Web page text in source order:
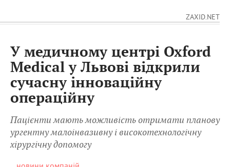
ZAXID.NET
У медичному центрі Oxford
Medical у Львові відкрили
сучасну інноваційну
операційну
Пацієнти мають можливість отримати планову
ургентну малоінвазивну і високотехнологічну
хірургічну допомогу